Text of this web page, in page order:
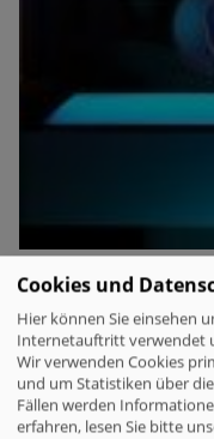
Deutsche
Cyberangriffen
von Cyberattacken
die Menschen immer
Sicherheitsgefühl steht
tatsächlichen
Cookies und
Hier können Sie einsehen
Internetauftritt verwendet
Wir verwenden Cookies
und um Statistiken über
Fällen werden
erfahren, lesen Sie bitte